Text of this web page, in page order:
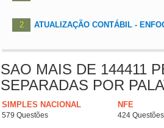
2 ATUALIZAÇÃO CONTÁBIL -
SAO MAIS DE 144411
SEPARADAS POR
SIMPLES NACIONAL
579 Questões
NFE
424 Questões